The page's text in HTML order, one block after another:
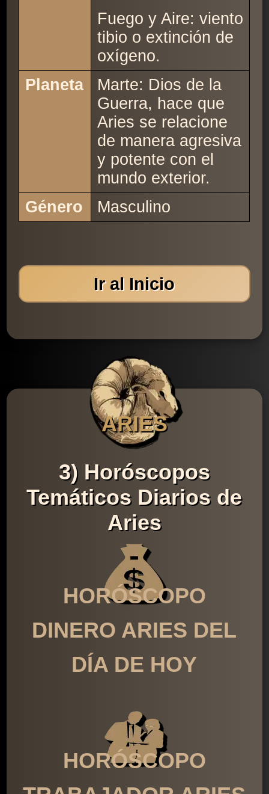
Fuego y Aire: viento
tibio o extinción de
oxígeno.
Planeta
Marte: Dios de la
Guerra, hace que
Aries se relacione
de manera agresiva
y potente con el
mundo exterior.
Género
Masculino
Ir al Inicio
ARIES
3) Horóscopos
Temáticos Diarios de
Aries
HORÓSCOPO
DINERO ARIES DEL
DÍA DE HOY
HORÓSCOPO